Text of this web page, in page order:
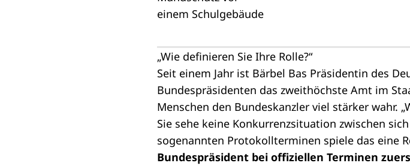
„Wie definieren Sie Ihre Rolle?“
Seit einem Jahr ist Bärbel Bas Präsidentin des
Bundespräsidenten das zweithöchste Amt im
Menschen den Bundeskanzler viel stärker wahr.
Sie sehe keine Konkurrenzsituation zwischen
sogenannten Protokollterminen spiele das eine
Bundespräsident bei offiziellen Terminen